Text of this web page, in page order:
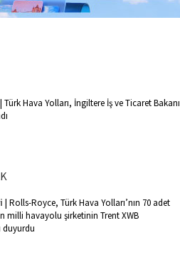
| Türk Hava Yolları, İngiltere İş ve Ticaret Bakanı
| Rolls-Royce, Türk Hava Yolları’nın 70 adet
milli havayolu şirketinin Trent XWB
duyurdu